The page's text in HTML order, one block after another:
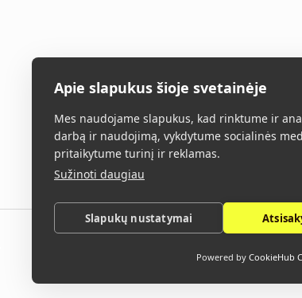
Apie slapukus šioje svetainėje
Mes naudojame slapukus, kad rinktume ir
darbą ir naudojimą, vykdytume socialinės
pritaikytume turinį ir reklamas.
Sužinoti daugiau
Slapukų nustatymai
Powered by CookieHub